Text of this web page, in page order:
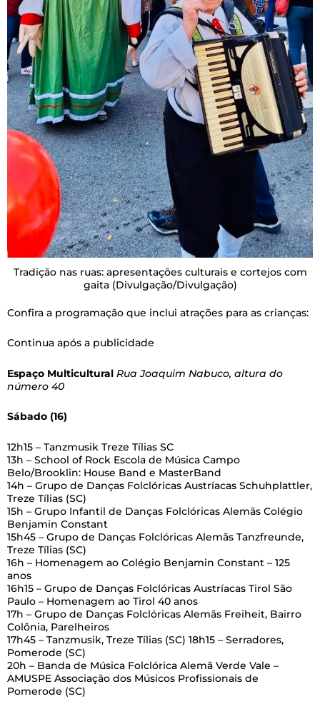
Tradição nas ruas: apresentações culturais e cortejos com
gaita (Divulgação/Divulgação)
Confira a programação que inclui atrações para as crianças:
Continua após a publicidade
Espaço Multicultural Rua Joaquim Nabuco, altura do
número 40
Sábado (16)
12h15 – Tanzmusik Treze Tílias SC
13h – School of Rock Escola de Música Campo
Belo/Brooklin: House Band e MasterBand
14h – Grupo de Danças Folclóricas Austríacas Schuhplattler,
Treze Tílias (SC)
15h – Grupo Infantil de Danças Folclóricas Alemãs Colégio
Benjamin Constant
15h45 – Grupo de Danças Folclóricas Alemãs Tanzfreunde,
Treze Tílias (SC)
16h – Homenagem ao Colégio Benjamin Constant – 125
anos
16h15 – Grupo de Danças Folclóricas Austríacas Tirol São
Paulo – Homenagem ao Tirol 40 anos
17h – Grupo de Danças Folclóricas Alemãs Freiheit, Bairro
Colônia, Parelheiros
17h45 – Tanzmusik, Treze Tílias (SC) 18h15 – Serradores,
Pomerode (SC)
20h – Banda de Música Folclórica Alemã Verde Vale –
AMUSPE Associação dos Músicos Profissionais de
Pomerode (SC)